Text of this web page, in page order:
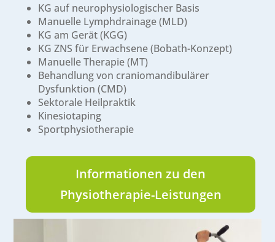
KG auf neurophysiologischer Basis
Manuelle Lymphdrainage (MLD)
KG am Gerät (KGG)
KG ZNS für Erwachsene (Bobath-Konzept)
Manuelle Therapie (MT)
Behandlung von craniomandibulärer
Dysfunktion (CMD)
Sektorale Heilpraktik
Kinesiotaping
Sportphysiotherapie
Informationen zu den
Physiotherapie-Leistungen